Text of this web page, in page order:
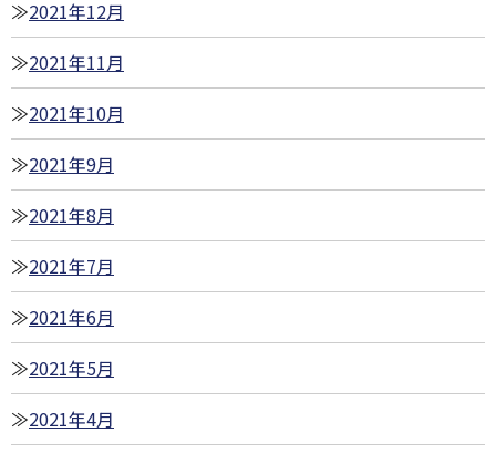
2021年12月
2021年11月
2021年10月
2021年9月
2021年8月
2021年7月
2021年6月
2021年5月
2021年4月